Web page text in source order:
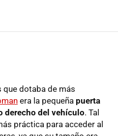
que dotaba de más
era la pequeña puerta
derecho del vehículo. Tal
práctica para acceder al